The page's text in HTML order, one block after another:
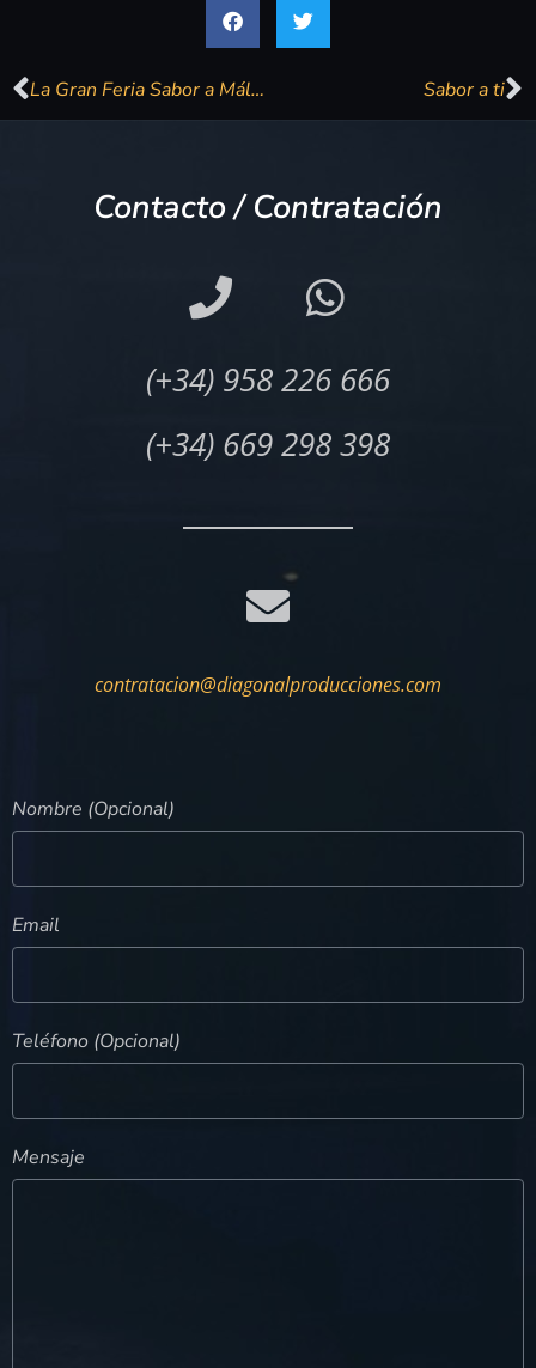
La Gran Feria Sabor a Málaga bate récords de venta con una facturación de más de un millón de euros Sabor a ti
Contacto / Contratación
(+34) 958 226 666
(+34) 669 298 398
contratacion@diagonalproducciones.com
Nombre (Opcional)
Email
Teléfono (Opcional)
Mensaje